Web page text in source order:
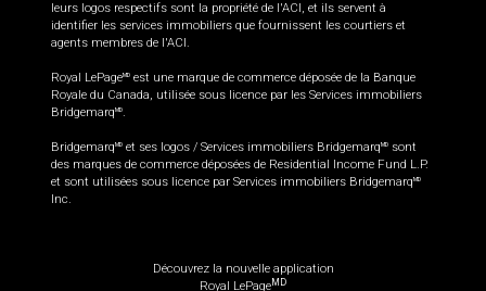
leurs logos respectifs sont la propriété de l'ACI, et ils servent à
identifier les services immobiliers que fournissent les courtiers et
agents membres de l'ACI.
Royal LePageMD est une marque de commerce déposée de la Banque
Royale du Canada, utilisée sous licence par les Services immobiliers
BridgemarqMD.
BridgemarqMD et ses logos / Services immobiliers BridgemarqMD
sont
des marques de commerce déposées de Residential Income Fund L.P.
et sont utilisées sous licence par Services immobiliers BridgemarqMD
Inc.
Découvrez la nouvelle application
Royal LePageMD